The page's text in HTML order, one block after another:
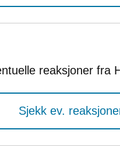
reaksjoner fra
Sjekk ev.